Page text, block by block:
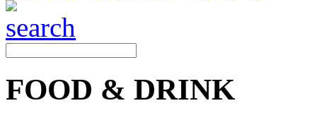
FOOD & DRINK